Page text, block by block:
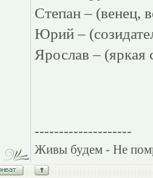
Степан – (венец,
Юрий –
Ярослав –
--------------------
Живы будем - Не